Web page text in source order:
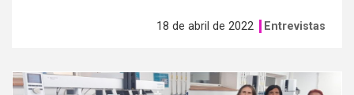
18 de abril de 2022 Entrevistas
Ver